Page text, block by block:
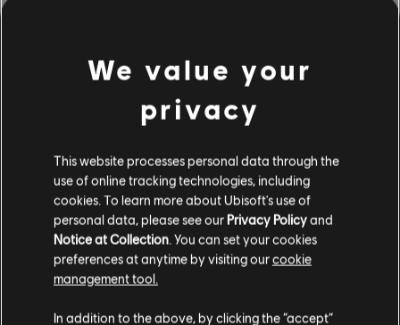
Et cette différence est belle.
C'est vrai, et c'est une source d'innovation.
Il est intéressant de voir quelqu'un comme vous à
un poste plus élevé au sein de l'entreprise, puisque nous
évoquons la manière dont la diversité dans le domaine
de la création donne lieu à de nouvelles histoires et
expériences. Il est indispensable que des personnes
d'origines diverses travaillent ensemble, dès le début,
et qu'elles occupent également des postes à
responsabilité, c'est-à-dire des postes qui exercent
We value your
privacy
This website processes personal data through the
use of online tracking technologies, including
cookies. To learn more about Ubisoft's use of
personal data, please see our Privacy Policyand
Notice at Collection. You can set your cookies
preferences at anytime by visiting ourcookie
management tool.
In addition to the above, by clicking the “accept”